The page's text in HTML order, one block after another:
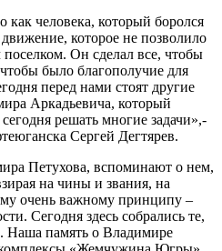
человека, который боролся
которое не позволило
Он сделал все, чтобы
было благополучие для
перед нами стоят другие
Аркадьевича, который
решать многие задачи»,-
Сергей Дегтярев.
Петухова, вспоминают о нем,
на чины и звания, на
очень важному принципу –
Сегодня здесь собрались те,
Наша память о Владимире